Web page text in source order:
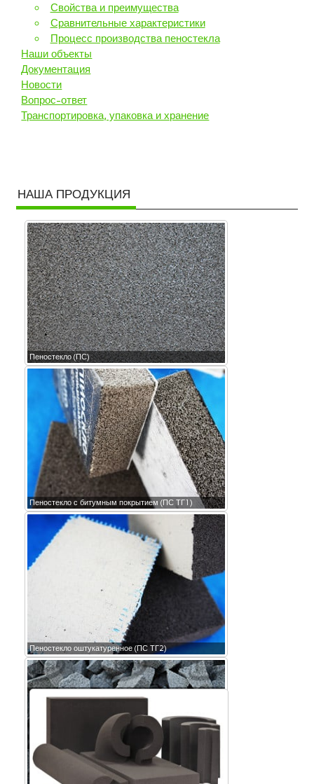
Свойства и преимущества
Сравнительные характеристики
Процесс производства пеностекла
Наши объекты
Документация
Новости
Вопрос-ответ
Транспортировка, упаковка и хранение
НАША ПРОДУКЦИЯ
Пеностекло (ПС)
Пеностекло с битумным покрытием (ПС ТГ1)
Пеностекло оштукатуренное (ПС ТГ2)